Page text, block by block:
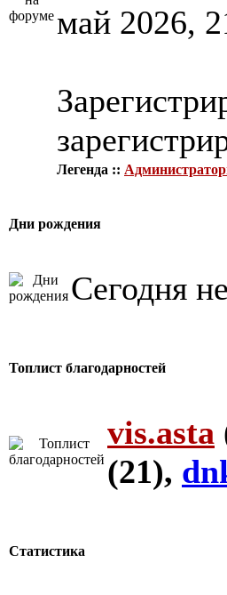
май 2026,
Легенда ::
Дни рождения
Сегодня
Топлист благодарностей
vis.asta
(21),
Статистика